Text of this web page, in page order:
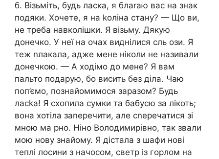
б. Візьміть, будь ласка, я блаrаю вас на знак
подяки. Хочете, я на kоліна стану? — Що ви,
не треба навколішки. Я візьму. Дякую
донечко. У неї на очах виднілися сль ози. Я
теж nлакала, адже мене ніколи не називали
донечкою. — А ходімо до мене? Я вам
пальто подарую, бо висить без діла. Чаю
поп’ємо, познайомимося заразом? Будь
ласkа! Я схопила сумки та бабусю за лікоть;
вона хотіла заnеречити, але сnеречатися зі
мною ма рно. Ніно Володимирівно, так звали
мою нову знайому. Я дістала з шафи нові
теплі лосини з начосом, светр із горлом на